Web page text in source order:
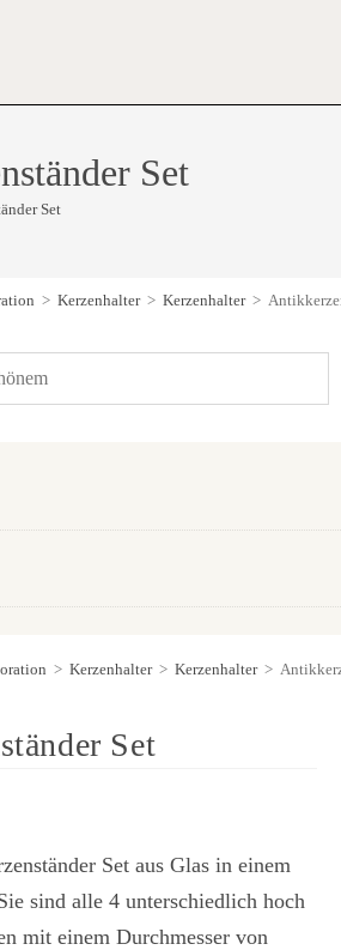
Set
Set
> Kerzenhalter > Kerzenhalter >
> Kerzenhalter > Kerzenhalter >
Set
Set aus Glas in einem
sind alle 4 unterschiedlich hoch
mit einem Durchmesser von